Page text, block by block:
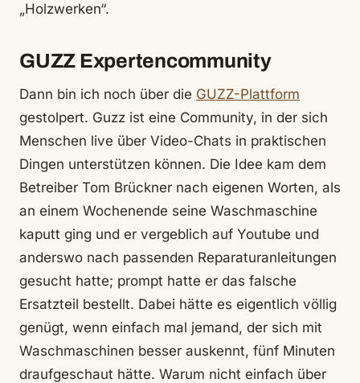
„Holzwerken“.
GUZZ Expertencommunity
Dann bin ich noch über die GUZZ-Plattform
gestolpert. Guzz ist eine Community, in der sich
Menschen live über Video-Chats in praktischen
Dingen unterstützen können. Die Idee kam dem
Betreiber Tom Brückner nach eigenen Worten, als
an einem Wochenende seine Waschmaschine
kaputt ging und er vergeblich auf Youtube und
anderswo nach passenden Reparaturanleitungen
gesucht hatte; prompt hatte er das falsche
Ersatzteil bestellt. Dabei hätte es eigentlich völlig
genügt, wenn einfach mal jemand, der sich mit
Waschmaschinen besser auskennt, fünf Minuten
draufgeschaut hätte. Warum nicht einfach über